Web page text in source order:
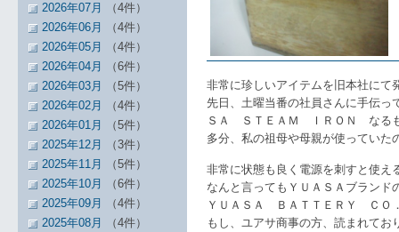
非常に珍しいアイテムを旧本社にて
先日、土曜当番の社員さんに手伝っ
ＳＡ ＳＴＥＡＭ ＩＲＯＮ なる
多分、私の祖母や母親が使っていた
非常に状態も良く電源を刺すと使え
なんと言ってもＹＵＡＳＡブランド
ＹＵＡＳＡ ＢＡＴＴＥＲＹ ＣＯ
もし、ユアサ商事の方、読まれて
2026年07月
（4件）
2026年06月
（4件）
2026年05月
（4件）
2026年04月
（6件）
2026年03月
（5件）
2026年02月
（4件）
2026年01月
（5件）
2025年12月
（3件）
2025年11月
（5件）
2025年10月
（6件）
2025年09月
（4件）
2025年08月
（4件）